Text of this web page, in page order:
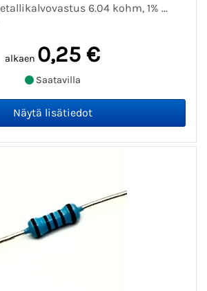
6.04 kohm, 1% ...
alkaen 0,25 €
Saatavilla